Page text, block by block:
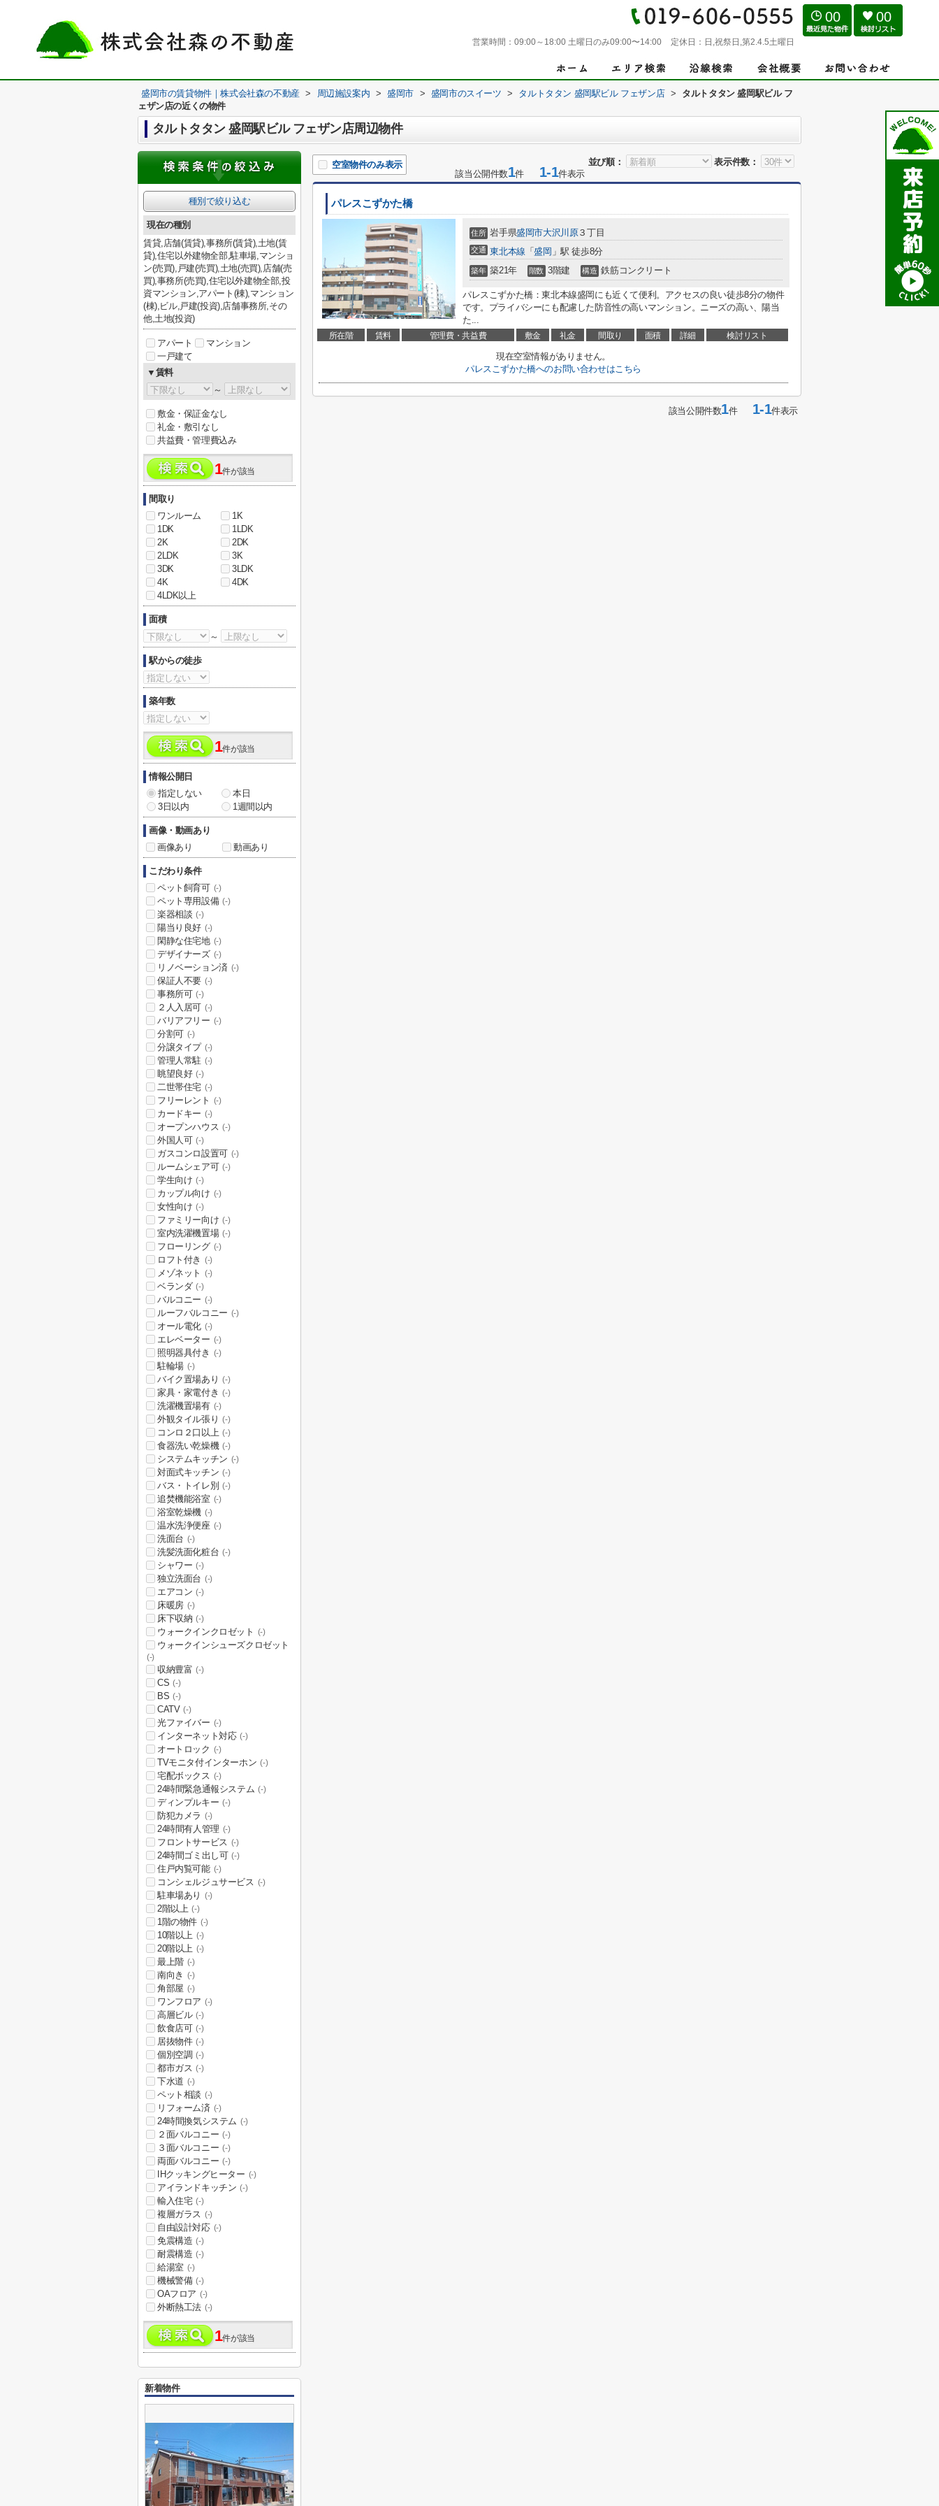
営業時間： 09:00～18:00 土曜日のみ09:00〜14:00 定休日： 日,祝祭日,第2.4.5土曜日
00 00
盛岡市の賃貸物件｜株式会社森の不動産 > 周辺施設案内 > 盛岡市 > 盛岡市のスイーツ > タルトタタン 盛岡駅ビル フェザン店 >
タルトタタン 盛岡駅ビル フ
ェザン店の近くの物件
タルトタタン 盛岡駅ビル フェザン店周辺物件
並び順： 表示件数：
空室物件のみ表示
該当公開件数1件 1-1件表示
パレスこずかた橋
住所 岩手県盛岡市大沢川原３丁目
交通 東北本線 「盛岡 」駅 徒歩8分
築年 築21年 階数 3階建 構造 鉄筋コンクリート
パレスこずかた橋：東北本線盛岡にも近くて便利。アクセスの良い徒歩8分の物件
です。プライバシーにも配慮した防音性の高いマンション。ニーズの高い、陽当
た...
所在階 賃料 管理費・共益費 敷金 礼金 間取り 面積 詳細 検討リスト
現在空室情報がありません。
パレスこずかた橋へのお問い合わせはこちら
該当公開件数1件1-1件表示
種別で絞り込む
現在の種別
賃貸,店舗(賃貸),事務所(賃貸),土地(賃
貸),住宅以外建物全部,駐車場,マンショ
ン(売買),戸建(売買),土地(売買),店舗(売
買),事務所(売買),住宅以外建物全部,投
資マンション,アパート(棟),マンション
(棟),ビル,戸建(投資),店舗事務所,その
他,土地(投資)
アパート
マンション
一戸建て
▼賃料
～
敷金・保証金なし
礼金・敷引なし
共益費・管理費込み
1件が該当
間取り
ワンルーム
1K
1DK
1LDK
2K
2DK
2LDK
3K
3DK
3LDK
4K
4DK
4LDK以上
面積
～
駅からの徒歩
築年数
1件が該当
情報公開日
指定しない
本日
3日以内
1週間以内
画像・動画あり
画像あり
動画あり
こだわり条件
ペット飼育可 (-)
ペット専用設備 (-)
楽器相談 (-)
陽当り良好 (-)
閑静な住宅地 (-)
デザイナーズ (-)
リノベーション済 (-)
保証人不要 (-)
事務所可 (-)
２人入居可 (-)
バリアフリー (-)
分割可 (-)
分譲タイプ (-)
管理人常駐 (-)
眺望良好 (-)
二世帯住宅 (-)
フリーレント (-)
カードキー (-)
オープンハウス (-)
外国人可 (-)
ガスコンロ設置可 (-)
ルームシェア可 (-)
学生向け (-)
カップル向け (-)
女性向け (-)
ファミリー向け (-)
室内洗濯機置場 (-)
フローリング (-)
ロフト付き (-)
メゾネット (-)
ベランダ (-)
バルコニー (-)
ルーフバルコニー (-)
オール電化 (-)
エレベーター (-)
照明器具付き (-)
駐輪場 (-)
バイク置場あり (-)
家具・家電付き (-)
洗濯機置場有 (-)
外観タイル張り (-)
コンロ２口以上 (-)
食器洗い乾燥機 (-)
システムキッチン (-)
対面式キッチン (-)
バス・トイレ別 (-)
追焚機能浴室 (-)
浴室乾燥機 (-)
温水洗浄便座 (-)
洗面台 (-)
洗髪洗面化粧台 (-)
シャワー (-)
独立洗面台 (-)
エアコン (-)
床暖房 (-)
床下収納 (-)
ウォークインクロゼット (-)
ウォークインシューズクロゼット
(-)
収納豊富 (-)
CS (-)
BS (-)
CATV (-)
光ファイバー (-)
インターネット対応 (-)
オートロック (-)
TVモニタ付インターホン (-)
宅配ボックス (-)
24時間緊急通報システム (-)
ディンプルキー (-)
防犯カメラ (-)
24時間有人管理 (-)
フロントサービス (-)
24時間ゴミ出し可 (-)
住戸内覧可能 (-)
コンシェルジュサービス (-)
駐車場あり (-)
2階以上 (-)
1階の物件 (-)
10階以上 (-)
20階以上 (-)
最上階 (-)
南向き (-)
角部屋 (-)
ワンフロア (-)
高層ビル (-)
飲食店可 (-)
居抜物件 (-)
個別空調 (-)
都市ガス (-)
下水道 (-)
ペット相談 (-)
リフォーム済 (-)
24時間換気システム (-)
２面バルコニー (-)
３面バルコニー (-)
両面バルコニー (-)
IHクッキングヒーター (-)
アイランドキッチン (-)
輸入住宅 (-)
複層ガラス (-)
自由設計対応 (-)
免震構造 (-)
耐震構造 (-)
給湯室 (-)
機械警備 (-)
OAフロア (-)
外断熱工法 (-)
1件が該当
新着物件